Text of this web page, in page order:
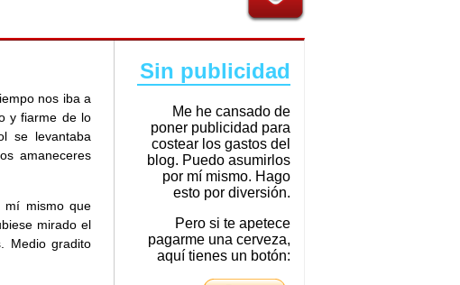
Sin publicidad
Me he cansado de
poner publicidad para
costear los gastos del
blog. Puedo asumirlos
por mí mismo. Hago
esto por diversión.
Pero si te apetece
pagarme una cerveza,
aquí tienes un botón:
nos iba a
y fiarme de lo
se levantaba
amaneceres
mí mismo que
mirado el
Medio gradito